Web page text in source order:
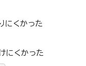
にくかった
にくかった